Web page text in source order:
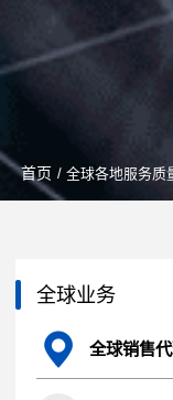
首页 / 全球各地服务质
全球业务
全球销售